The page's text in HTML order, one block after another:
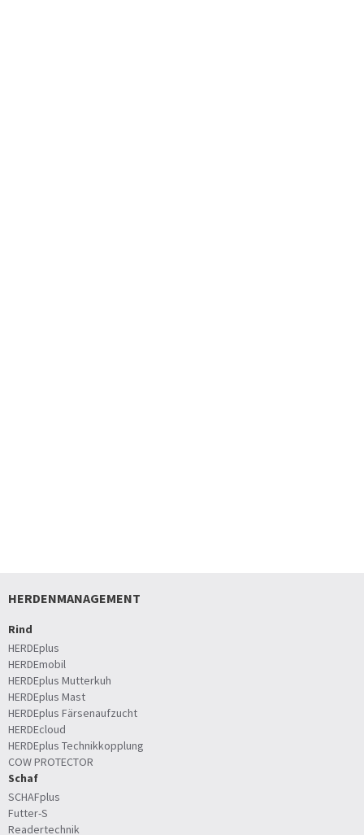
HERDENMANAGEMENT
Rind
HERDEplus
HERDEmobil
HERDEplus Mutterkuh
HERDEplus Mast
HERDEplus Färsenaufzucht
HERDEcloud
HERDEplus Technikkopplung
COW PROTECTOR
Schaf
SCHAFplus
Futter-S
Readertechnik